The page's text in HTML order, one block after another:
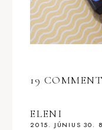
19
ELENI
2015. JÚNIUS 30.